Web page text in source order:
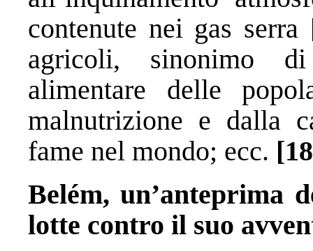
contenute nei gas serra
agricoli, sinonimo
alimentare delle
malnutrizione e dalla
fame nel mondo; ecc.
Belém, un’anteprima
lotte contro il suo